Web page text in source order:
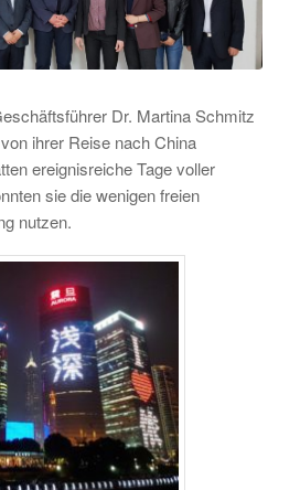
Dr. Martina Schmitz
ihrer Reise nach China
ereignisreiche Tage voller
sie die wenigen freien
nutzen.